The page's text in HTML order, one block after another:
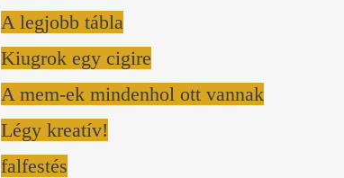
A legjobb tábla
Kiugrok egy cigire
A mem-ek mindenhol ott vannak
Légy kreatív!
falfestés